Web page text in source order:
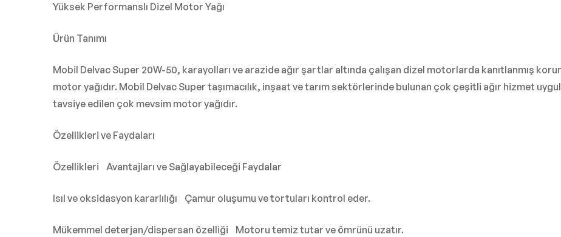
Yüksek Performanslı Dizel Motor Yağı
Ürün Tanımı
Mobil Delvac Super 20W-50, karayolları ve arazide ağır şartlar altında çalışan dizel motorlarda kanıtlanmış
motor yağıdır. Mobil Delvac Super taşımacılık, inşaat ve tarım sektörlerinde bulunan çok çeşitli ağır hizmet
tavsiye edilen çok mevsim motor yağıdır.
Özellikleri ve Faydaları
Özellikleri Avantajları ve Sağlayabileceği Faydalar
Isıl ve oksidasyon kararlılığı Çamur oluşumu ve tortuları kontrol eder.
Mükemmel deterjan/dispersan özelliği Motoru temiz tutar ve ömrünü uzatır.